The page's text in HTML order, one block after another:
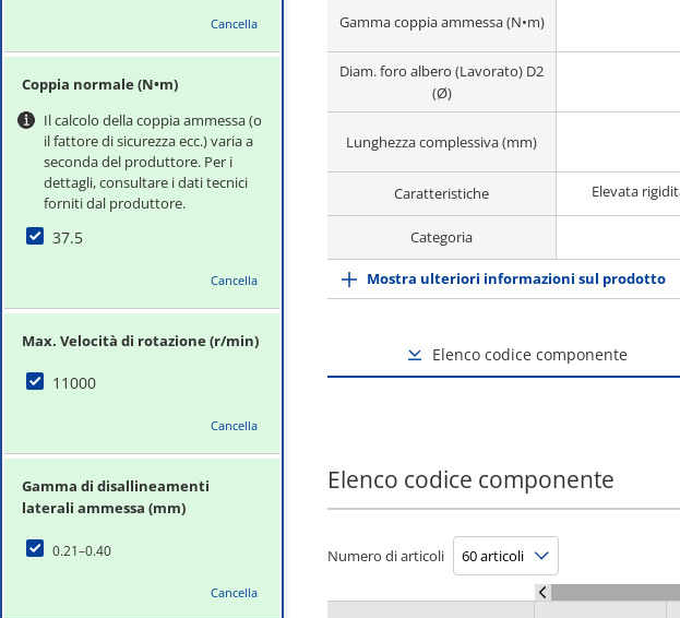
Cancella
Coppia normale (N•m)
Il calcolo della coppia ammessa (o
il fattore di sicurezza ecc.) varia a
seconda del produttore. Per i
dettagli, consultare i dati tecnici
forniti dal produttore.
37.5
Cancella
Max. Velocità di rotazione (r/min)
11000
Cancella
Gamma di disallineamenti
laterali ammessa (mm)
0.21–0.40
Cancella
Gamma coppia ammessa (N•m)
Diam. foro albero (Lavorato) D2
(Ø)
Lunghezza complessiva (mm)
Caratteristiche
Categoria
Mostra ulteriori informazioni sul prodotto
Elenco codice componente
Elenco codice componente
Numero di articoli